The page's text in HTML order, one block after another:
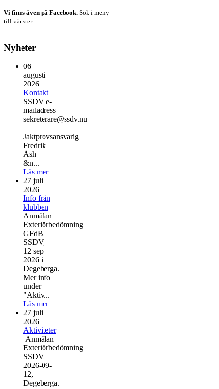
Vi finns även på Facebook. Sök i meny
till vänster.
Nyheter
06
augusti
2026
Kontakt
SSDV e-
mailadress
sekreterare@ssdv.nu
Jaktprovsansvarig
Fredrik
Åsh
&n...
Läs mer
27 juli
2026
Info från
klubben
Anmälan
Exteriörbedömning
GFdB,
SSDV,
12 sep
2026 i
Degeberga.
Mer info
under
"Aktiv...
Läs mer
27 juli
2026
Aktiviteter
Anmälan
Exteriörbedömning
SSDV,
2026-09-
12,
Degeberga.